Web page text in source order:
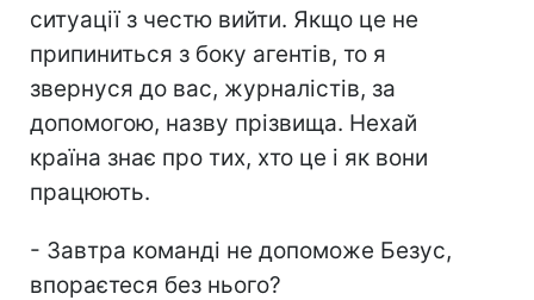
ситуації з честю вийти. Якщо це не
припиниться з боку агентів, то я
звернуся до вас, журналістів, за
допомогою, назву прізвища. Нехай
країна знає про тих, хто це і як вони
працюють.
- Завтра команді не допоможе Безус,
впораєтеся без нього?